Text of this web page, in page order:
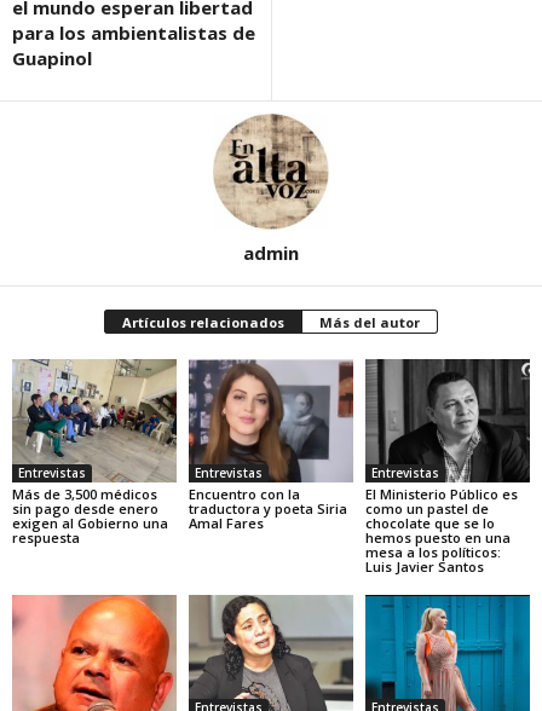
el mundo esperan libertad
para los ambientalistas de
Guapinol
admin
Artículos relacionados Más del autor
Entrevistas
Más de 3,500 médicos
sin pago desde enero
exigen al Gobierno una
respuesta
Entrevistas
Encuentro con la
traductora y poeta Siria
Amal Fares
Entrevistas
El Ministerio Público es
como un pastel de
chocolate que se lo
hemos puesto en una
mesa a los políticos:
Luis Javier Santos